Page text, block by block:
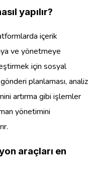
yapılır?
içerik
ve yönetmeye
için sosyal
planlaması, analiz
artırma gibi işlemler
yönetimini
araçları en